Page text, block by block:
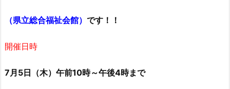
（県立総合福祉会館） です！！
開催日時
7月5日（木）午前10時～午後4時まで